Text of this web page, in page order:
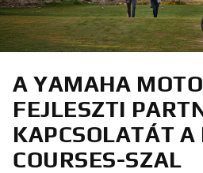
A YAMAHA
FEJLESZTI
KAPCSOLATÁT A
COURSES-SZAL